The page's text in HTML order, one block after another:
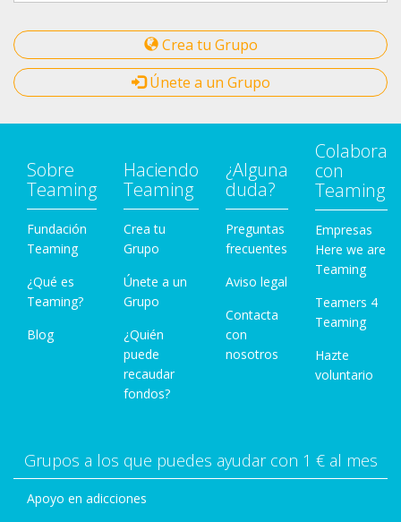
Crea tu Grupo
Únete a un Grupo
Sobre
Teaming
Fundación
Teaming
¿Qué es
Teaming?
Blog
Haciendo
Teaming
Crea tu
Grupo
Únete a un
Grupo
¿Quién
puede
recaudar
fondos?
¿Alguna
duda?
Preguntas
frecuentes
Aviso legal
Contacta
con
nosotros
Colabora
con
Teaming
Empresas
Here we are
Teaming
Teamers 4
Teaming
Hazte
voluntario
Grupos a los que puedes ayudar con 1 € al mes
Apoyo en adicciones